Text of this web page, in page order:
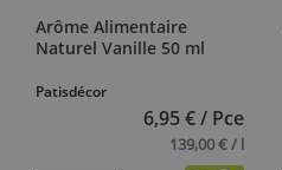
Arôme Alimentaire
Naturel Vanille 50 ml
Patisdécor
6,95 € / Pce
139,00 € / l